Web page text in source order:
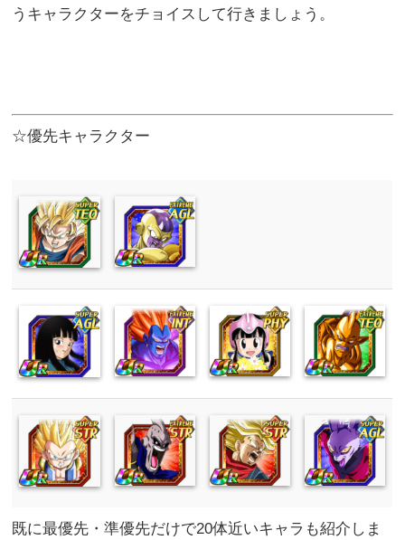
うキャラクターをチョイスして行きましょう。
☆優先キャラクター
既に最優先・準優先だけで20体近いキャラも紹介しま